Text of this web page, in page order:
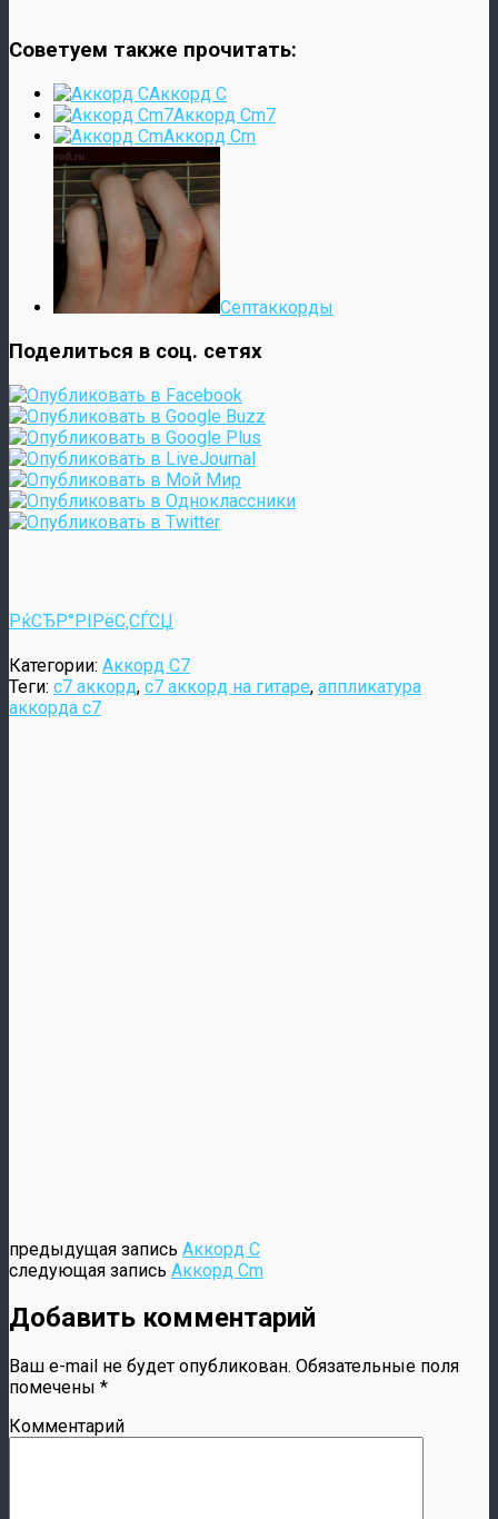
Советуем также прочитать:
Аккорд C
Аккорд Cm7
Аккорд Cm
Септаккорды
Поделиться в соц. сетях
РќСЂР°РІРёС‚СЃСЏ
Категории: Аккорд C7
Теги: c7 аккорд, c7 аккорд на гитаре, аппликатура
аккорда c7
предыдущая запись Аккорд C
следующая запись Аккорд Cm
Добавить комментарий
Ваш e-mail не будет опубликован. Обязательные поля
помечены *
Комментарий